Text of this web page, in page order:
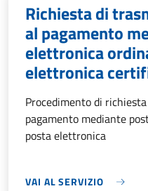
Richiesta di
al pagamento
elettronica
elettronica
Procedimento di
pagamento mediante
posta elettronica
VAI AL SERVIZIO